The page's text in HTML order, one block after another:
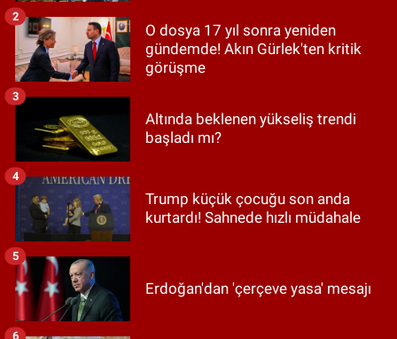
O dosya 17 yıl sonra yeniden
gündemde! Akın Gürlek'ten kritik
görüşme
2
Altında beklenen yükseliş trendi
başladı mı?
3
Trump küçük çocuğu son anda
kurtardı! Sahnede hızlı müdahale
4
Erdoğan'dan 'çerçeve yasa' mesajı
5
6